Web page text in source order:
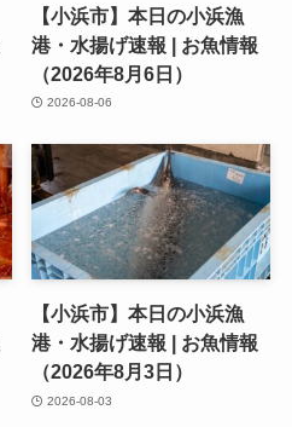
【小浜市】本日の小浜漁
港・水揚げ速報 | お魚情報
（2026年8月6日）
2026-08-06
【小浜市】本日の小浜漁
港・水揚げ速報 | お魚情報
（2026年8月3日）
2026-08-03